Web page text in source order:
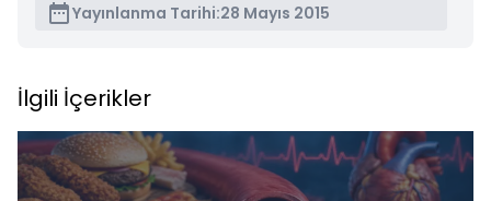
Yayınlanma Tarihi:28 Mayıs 2015
İlgili İçerikler